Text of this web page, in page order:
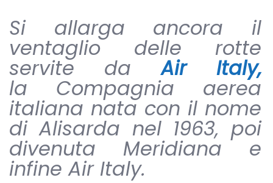
Si allarga ancora il
ventaglio delle rotte
servite daAir Italy,
la Compagnia aerea
italiana nata con il nome
di Alisarda nel 1963, poi
divenuta Meridiana e
infine Air Italy.